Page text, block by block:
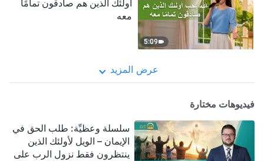
5:09
أولئك الذين هم صادقون تمامًا
معه
عرض المزيد
فيديوهات مختارة
سلسلة وعظيِّة: طلب الحق في
الإيمان – الويل لأولئك الذين
ينتظرون فقط نزول الرب على